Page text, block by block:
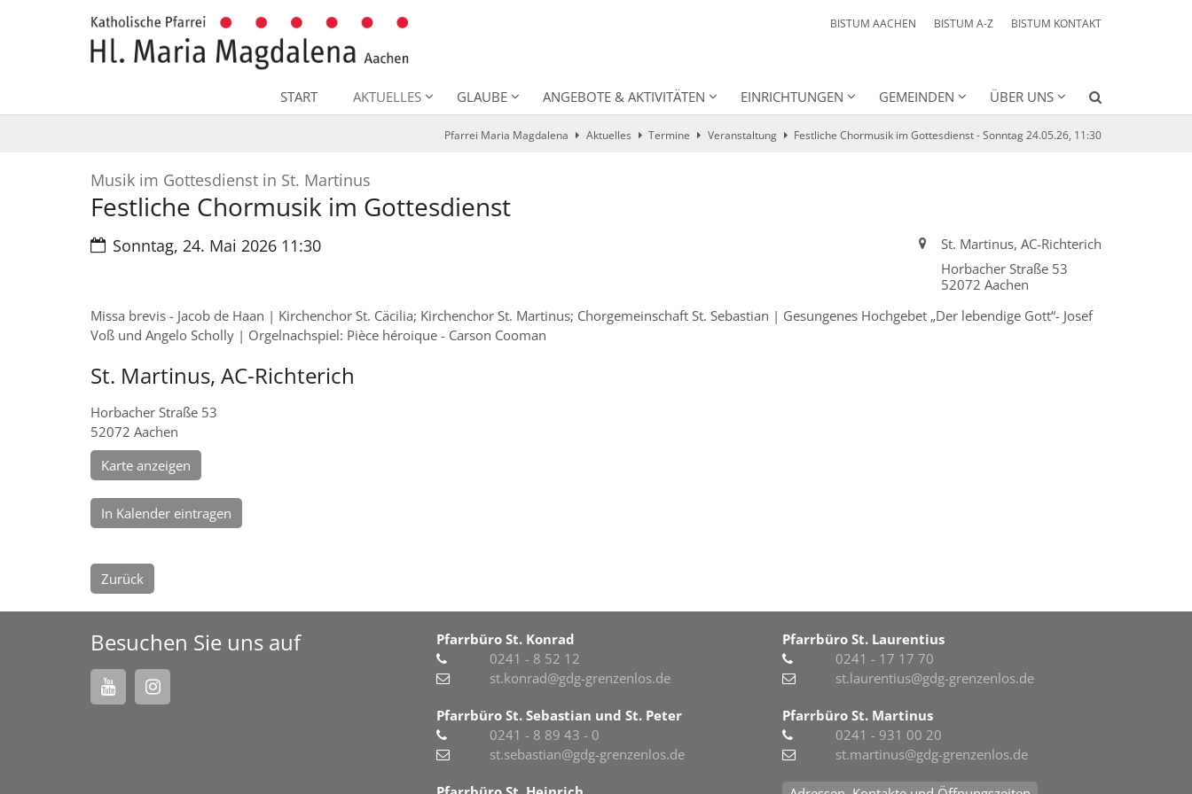
BISTUM AACHEN BISTUM A-Z BISTUM KONTAKT
START AKTUELLES GLAUBE ANGEBOTE & AKTIVITÄTEN EINRICHTUNGEN GEMEINDEN ÜBER UNS
Pfarrei Maria Magdalena Aktuelles Termine Veranstaltung Festliche Chormusik im Gottesdienst - Sonntag 24.05.26, 11:30
Musik im Gottesdienst in St. Martinus
Festliche Chormusik im Gottesdienst
Datum:
Sonntag, 24. Mai 2026 11:30 Ort:St. Martinus, AC-Richterich
Horbacher Straße 53
52072 Aachen
Missa brevis - Jacob de Haan | Kirchenchor St. Cäcilia; Kirchenchor St. Martinus; Chorgemeinschaft St. Sebastian | Gesungenes Hochgebet „Der lebendige Gott“- Josef
Voß und Angelo Scholly | Orgelnachspiel: Pièce héroique - Carson Cooman
St. Martinus, AC-Richterich
Horbacher Straße 53
52072 Aachen
Karte anzeigen
In Kalender eintragen
Zurück
Besuchen Sie uns auf
Pfarrbüro St. Konrad
0241 - 8 52 12
st.konrad@gdg-grenzenlos.de
Pfarrbüro St. Sebastian und St. Peter
0241 - 8 89 43 - 0
st.sebastian@gdg-grenzenlos.de
Pfarrbüro St. Laurentius
0241 - 17 17 70
st.laurentius@gdg-grenzenlos.de
Pfarrbüro St. Martinus
0241 - 931 00 20
st.martinus@gdg-grenzenlos.de